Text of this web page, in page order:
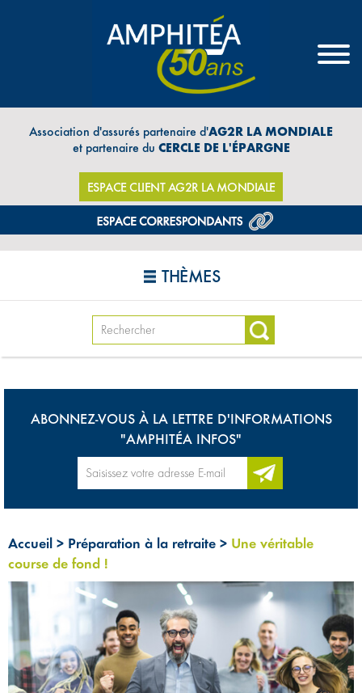
Association d'assurés partenaire d'AG2R LA MONDIALE
et partenaire du CERCLE DE L'ÉPARGNE
ESPACE CLIENT AG2R LA MONDIALE
THÈMES
ABONNEZ-VOUS À LA LETTRE D'INFORMATIONS
"AMPHITÉA INFOS"
Accueil > Préparation à la retraite > Une véritable
course de fond !